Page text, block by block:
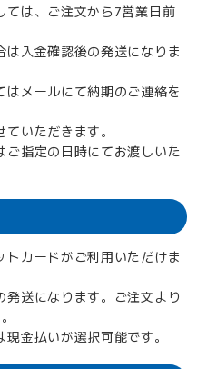
ては、ご注文から7営業日前
入金確認後の発送になりま
メールにて納期のご連絡を
いただきます。
指定の日時にてお渡しいた
カードがご利用いただけま
送になります。ご注文より
金払いが選択可能です。